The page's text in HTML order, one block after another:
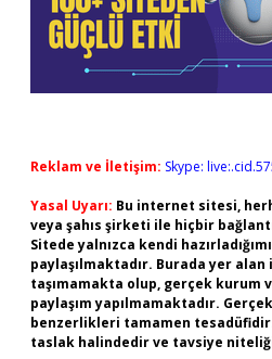
Reklam ve İletişim: Skype:
Yasal Uyarı: Bu internet sitesi,
veya şahıs şirketi ile hiçbir
Sitede yalnızca kendi
paylaşılmaktadır. Burada yer
taşımamakta olup, gerçek kurum
paylaşım yapılmamaktadır.
benzerlikleri tamamen
taslak halindedir ve tavsiye